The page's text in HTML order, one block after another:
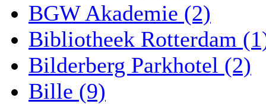
BGW Akademie (2)
Bibliotheek Rotterdam
Bilderberg Parkhotel (2)
Bille (9)